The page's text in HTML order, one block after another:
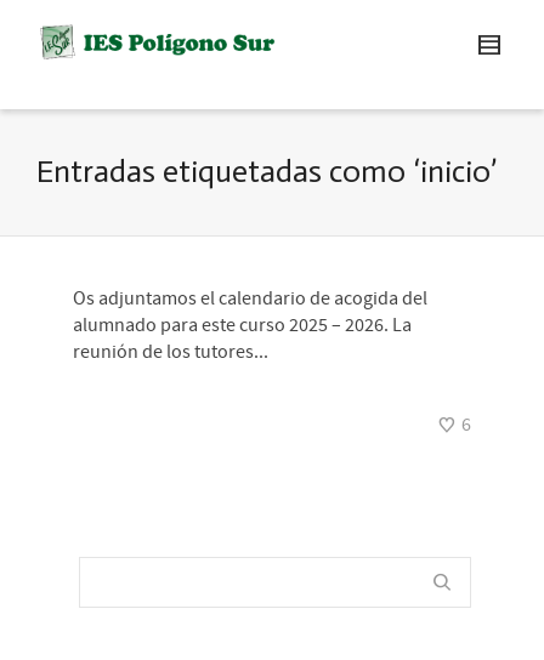
Entradas etiquetadas como ‘inicio’
Os adjuntamos el calendario de acogida del
alumnado para este curso 2025 – 2026. La
reunión de los tutores...
6